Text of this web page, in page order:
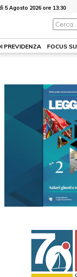
5 Agosto 2026 ore 13:30
PREVIDENZA FOCUS SU